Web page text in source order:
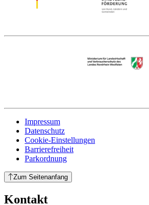
Impressum
Datenschutz
Cookie-Einstellungen
Barrierefreiheit
Parkordnung
Zum Seitenanfang
Kontakt